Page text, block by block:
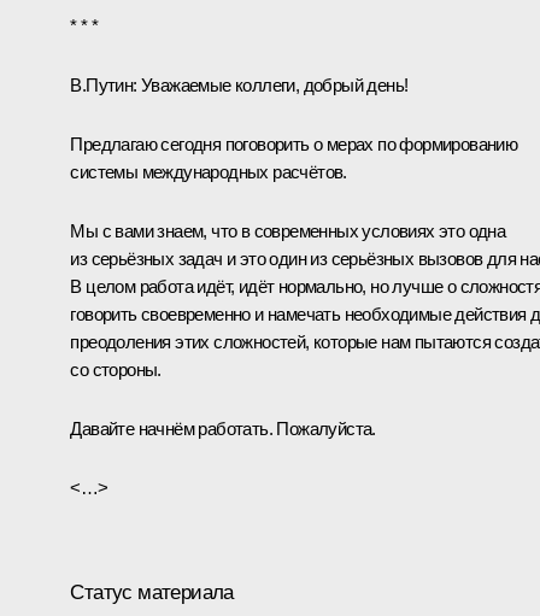
* * *
В.Путин: Уважаемые коллеги, добрый день!
Предлагаю сегодня поговорить о мерах по формированию
системы международных расчётов.
Мы с вами знаем, что в современных условиях это одна
из серьёзных задач и это один из серьёзных вызовов для
В целом работа идёт, идёт нормально, но лучше о
говорить своевременно и намечать необходимые действия
преодоления этих сложностей, которые нам пытаются
со стороны.
Давайте начнём работать. Пожалуйста.
<…>
Статус материала